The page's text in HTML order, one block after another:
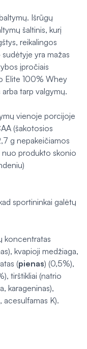
Išrūgų
šaltinis, kurį
reikalingos
yra mažas
įpročiais
Elite 100% Whey
tarp valgymų.
vienoje porcijoje
(šakotosios
g nepakeičiamos
nuo produkto skonio
sportininkai galėtų
koncentratas
kvapioji medžiaga,
(pienas) (0,5%),
tirštikliai (natrio
karageninas),
acesulfamas K).